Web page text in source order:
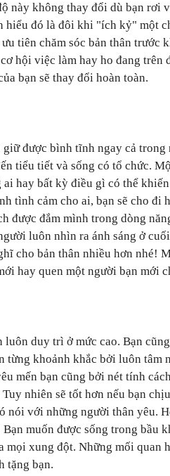
này không thay đổi dù bạn rơi
hiểu đó là đôi khi "ích kỷ" một
tiên chăm sóc bản thân trước
hội việc làm hay ho đang trên
bạn sẽ thay đổi hoàn toàn.
được bình tĩnh ngay cả trong
tiểu tiết và sống có tổ chức.
hay bất kỳ điều gì có thể
tình cảm cho ai, bạn sẽ cho đi
được đắm mình trong dòng
luôn nhìn ra ánh sáng ở
cho bản thân nhiều hơn nhé!
hay quen một người bạn mới
luôn duy trì ở mức cao. Bạn
từng khoảnh khắc bởi luôn tâm
mến bạn cũng bởi nét tính
nhiên sẽ tốt hơn nếu bạn
nói với những người thân yêu.
muốn được sống trong bầu
mọi xung đột. Những mối quan
tặng bạn.